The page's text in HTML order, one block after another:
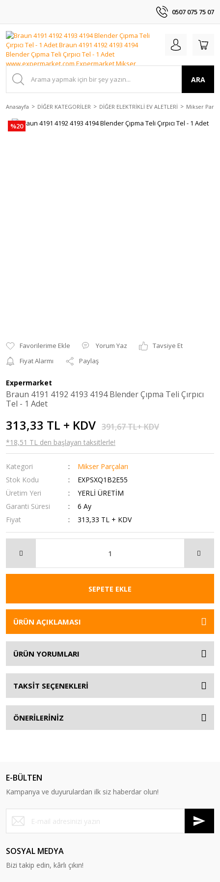
0507 075 75 07
ARA
Anasayfa DİĞER KATEGORİLER DİĞER ELEKTRİKLİ EV ALETLERİ Mikser
%20
Yorum Yaz
Tavsiye Et
Fiyat Alarmı
Paylaş
Expermarket
Braun 4191 4192 4193 4194 Blender Çıpma Teli Çırpıcı
Tel - 1 Adet
313,33 TL + KDV 391,67 TL+ KDV
*18,51 TL den başlayan taksitlerle!
Kategori
Mikser Parçaları
Stok Kodu
EXPSXQ1B2E55
Üretim Yeri
YERLİ ÜRETİM
Garanti Süresi
6 Ay
Fiyat
313,33 TL + KDV
SEPETE EKLE
ÜRÜN AÇIKLAMASI
ÜRÜN YORUMLARI
TAKSİT SEÇENEKLERİ
ÖNERİLERİNİZ
E-BÜLTEN
Kampanya ve duyurulardan ilk siz haberdar olun!
SOSYAL MEDYA
Bizi takip edin, kârlı çıkın!